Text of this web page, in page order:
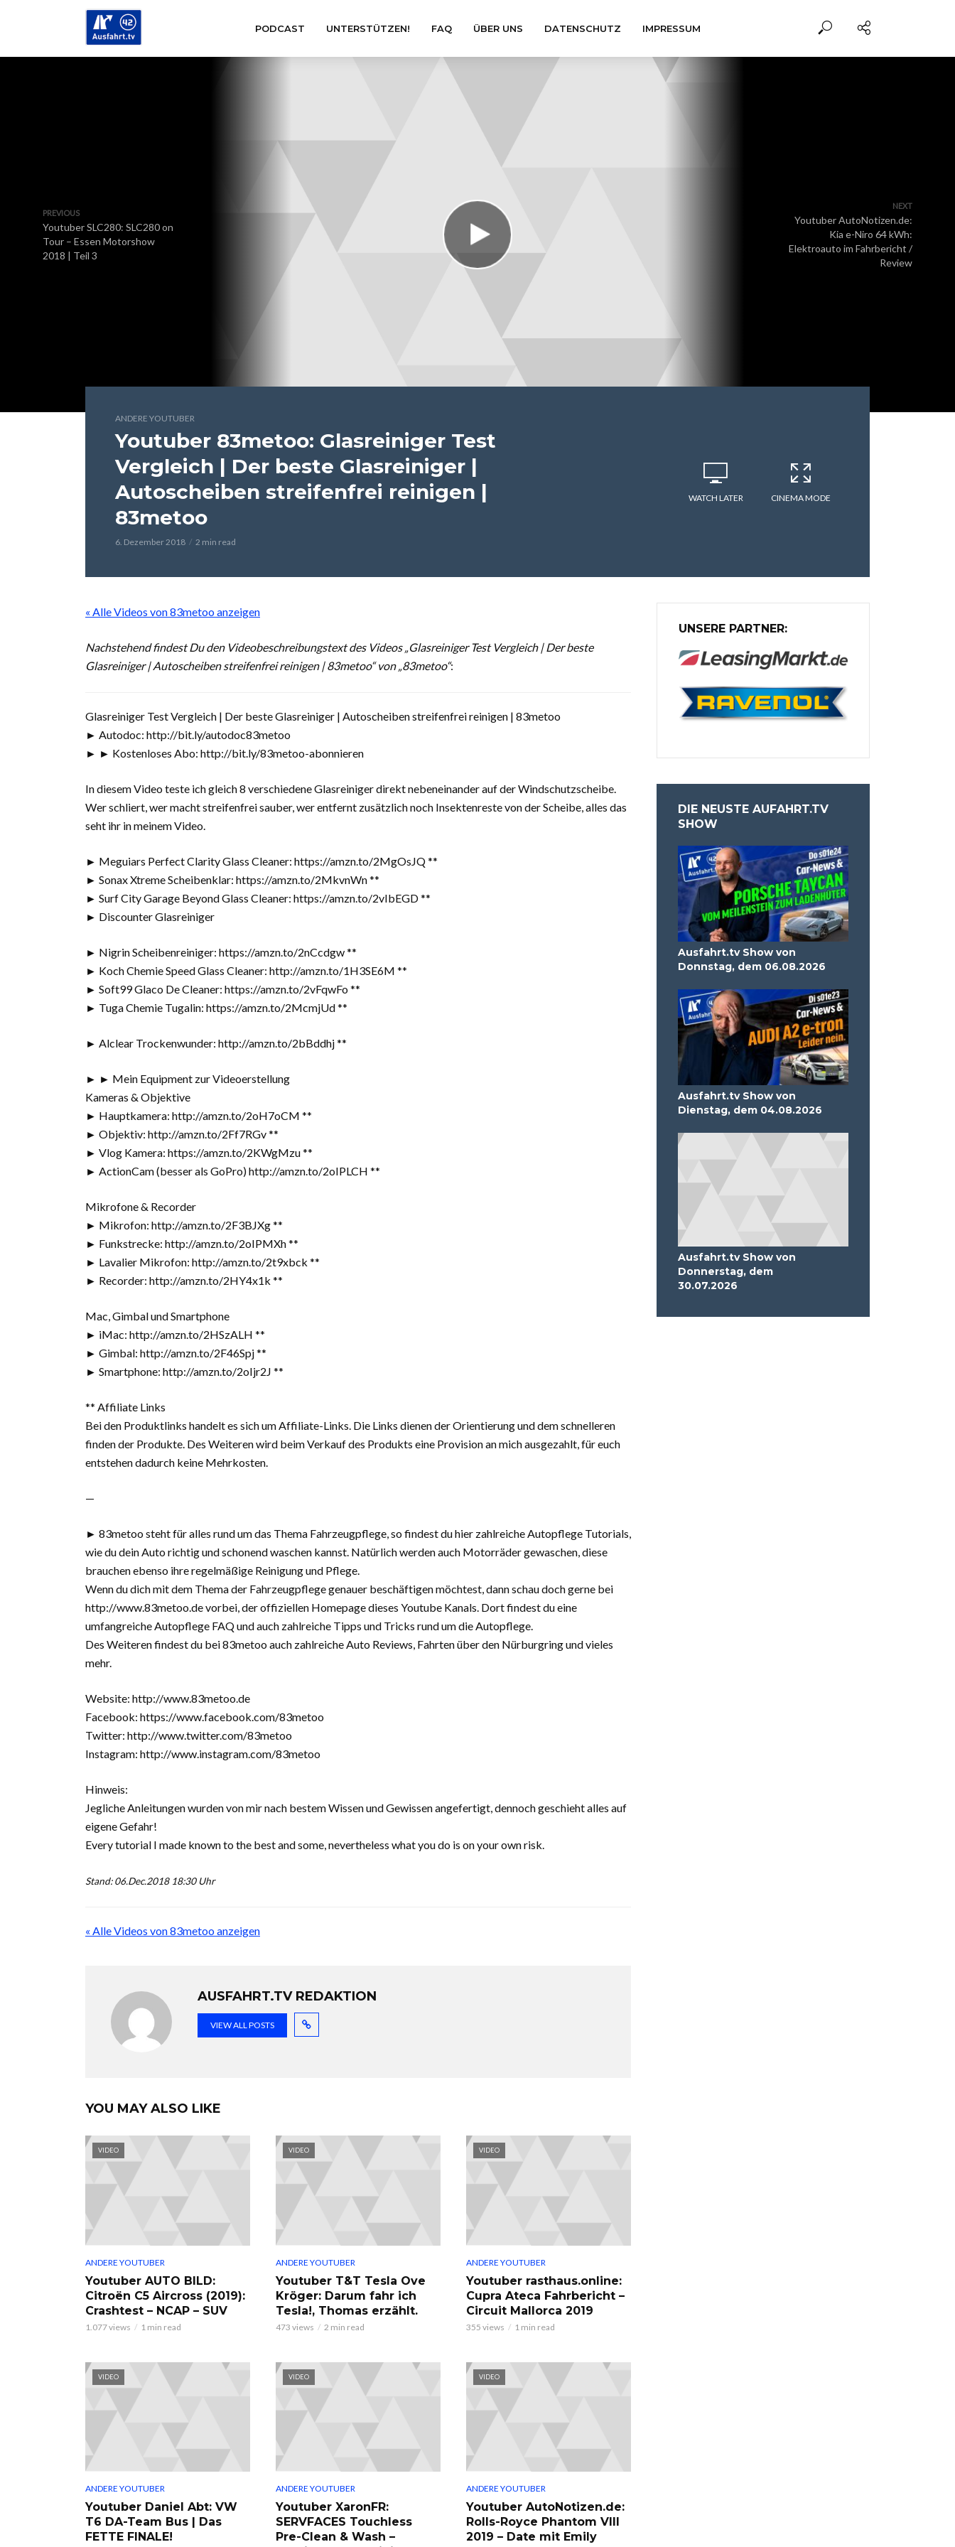
PODCAST UNTERSTÜTZEN! FAQ ÜBER UNS DATENSCHUTZ IMPRESSUM
PREVIOUS
Youtuber SLC280: SLC280 on
Tour – Essen Motorshow
2018 | Teil 3
NEXT
Youtuber AutoNotizen.de:
Kia e-Niro 64 kWh:
Elektroauto im Fahrbericht /
Review
ANDERE YOUTUBER
Youtuber 83metoo: Glasreiniger Test
Vergleich | Der beste Glasreiniger |
Autoscheiben streifenfrei reinigen |
83metoo
6. Dezember 2018 2 min read
WATCH LATER CINEMA MODE
« Alle Videos von 83metoo anzeigen
Nachstehend findest Du den Videobeschreibungstext des Videos „Glasreiniger Test Vergleich | Der beste
Glasreiniger | Autoscheiben streifenfrei reinigen | 83metoo“ von „83metoo“:
Glasreiniger Test Vergleich | Der beste Glasreiniger | Autoscheiben streifenfrei reinigen | 83metoo
► Autodoc: http://bit.ly/autodoc83metoo
► ► Kostenloses Abo: http://bit.ly/83metoo-abonnieren
In diesem Video teste ich gleich 8 verschiedene Glasreiniger direkt nebeneinander auf der Windschutzscheibe.
Wer schliert, wer macht streifenfrei sauber, wer entfernt zusätzlich noch Insektenreste von der Scheibe, alles das
seht ihr in meinem Video.
► Meguiars Perfect Clarity Glass Cleaner: https://amzn.to/2MgOsJQ **
► Sonax Xtreme Scheibenklar: https://amzn.to/2MkvnWn **
► Surf City Garage Beyond Glass Cleaner: https://amzn.to/2vIbEGD **
► Discounter Glasreiniger
► Nigrin Scheibenreiniger: https://amzn.to/2nCcdgw **
► Koch Chemie Speed Glass Cleaner: http://amzn.to/1H3SE6M **
► Soft99 Glaco De Cleaner: https://amzn.to/2vFqwFo **
► Tuga Chemie Tugalin: https://amzn.to/2McmjUd **
► Alclear Trockenwunder: http://amzn.to/2bBddhj **
► ► Mein Equipment zur Videoerstellung
Kameras & Objektive
► Hauptkamera: http://amzn.to/2oH7oCM **
► Objektiv: http://amzn.to/2Ff7RGv **
► Vlog Kamera: https://amzn.to/2KWgMzu **
► ActionCam (besser als GoPro) http://amzn.to/2oIPLCH **
Mikrofone & Recorder
► Mikrofon: http://amzn.to/2F3BJXg **
► Funkstrecke: http://amzn.to/2oIPMXh **
► Lavalier Mikrofon: http://amzn.to/2t9xbck **
► Recorder: http://amzn.to/2HY4x1k **
Mac, Gimbal und Smartphone
► iMac: http://amzn.to/2HSzALH **
► Gimbal: http://amzn.to/2F46Spj **
► Smartphone: http://amzn.to/2oIjr2J **
** Affiliate Links
Bei den Produktlinks handelt es sich um Affiliate-Links. Die Links dienen der Orientierung und dem schnelleren
finden der Produkte. Des Weiteren wird beim Verkauf des Produkts eine Provision an mich ausgezahlt, für euch
entstehen dadurch keine Mehrkosten.
—
► 83metoo steht für alles rund um das Thema Fahrzeugpflege, so findest du hier zahlreiche Autopflege Tutorials,
wie du dein Auto richtig und schonend waschen kannst. Natürlich werden auch Motorräder gewaschen, diese
brauchen ebenso ihre regelmäßige Reinigung und Pflege.
Wenn du dich mit dem Thema der Fahrzeugpflege genauer beschäftigen möchtest, dann schau doch gerne bei
http://www.83metoo.de vorbei, der offiziellen Homepage dieses Youtube Kanals. Dort findest du eine
umfangreiche Autopflege FAQ und auch zahlreiche Tipps und Tricks rund um die Autopflege.
Des Weiteren findest du bei 83metoo auch zahlreiche Auto Reviews, Fahrten über den Nürburgring und vieles
mehr.
Website: http://www.83metoo.de
Facebook: https://www.facebook.com/83metoo
Twitter: http://www.twitter.com/83metoo
Instagram: http://www.instagram.com/83metoo
Hinweis:
Jegliche Anleitungen wurden von mir nach bestem Wissen und Gewissen angefertigt, dennoch geschieht alles auf
eigene Gefahr!
Every tutorial I made known to the best and some, nevertheless what you do is on your own risk.
Stand: 06.Dec.2018 18:30 Uhr
« Alle Videos von 83metoo anzeigen
AUSFAHRT.TV REDAKTION
VIEW ALL POSTS
YOU MAY ALSO LIKE
VIDEO
ANDERE YOUTUBER
Youtuber AUTO BILD:
Citroën C5 Aircross (2019):
Crashtest – NCAP – SUV
1.077 views 1 min read
VIDEO
ANDERE YOUTUBER
Youtuber T&T Tesla Ove
Kröger: Darum fahr ich
Tesla!, Thomas erzählt.
473 views 2 min read
VIDEO
ANDERE YOUTUBER
Youtuber rasthaus.online:
Cupra Ateca Fahrbericht –
Circuit Mallorca 2019
355 views 1 min read
VIDEO
ANDERE YOUTUBER
Youtuber Daniel Abt: VW
T6 DA-Team Bus | Das
FETTE FINALE!
VIDEO
ANDERE YOUTUBER
Youtuber XaronFR:
SERVFACES Touchless
Pre-Clean & Wash –
VIDEO
ANDERE YOUTUBER
Youtuber AutoNotizen.de:
Rolls-Royce Phantom VIII
2019 – Date mit Emily
UNSERE PARTNER:
DIE NEUSTE AUFAHRT.TV
SHOW
Ausfahrt.tv Show von
Donnstag, dem 06.08.2026
Ausfahrt.tv Show von
Dienstag, dem 04.08.2026
Ausfahrt.tv Show von
Donnerstag, dem
30.07.2026